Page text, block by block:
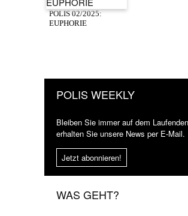
POLIS 02/2025:
EUPHORIE
POLIS WEEKLY
Bleiben Sie immer auf dem
erhalten Sie unsere News per E-Mail.
Jetzt abonnieren!
WAS GEHT?